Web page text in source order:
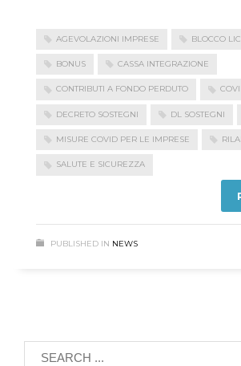
AGEVOLAZIONI IMPRESE BLOCCO
BONUS CASSA INTEGRAZIONE
CONTRIBUTI A FONDO PERDUTO
DECRETO SOSTEGNI DL SOSTEGNI
MISURE COVID PER LE IMPRESE
SALUTE E SICUREZZA
PUBLISHED IN NEWS